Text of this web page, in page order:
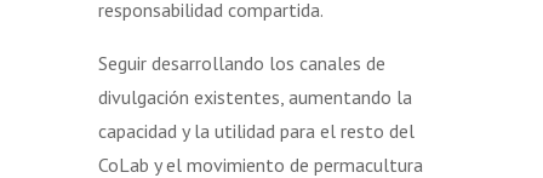
responsabilidad compartida.
Seguir desarrollando los canales de
divulgación existentes, aumentando la
capacidad y la utilidad para el resto del
CoLab y el movimiento de permacultura